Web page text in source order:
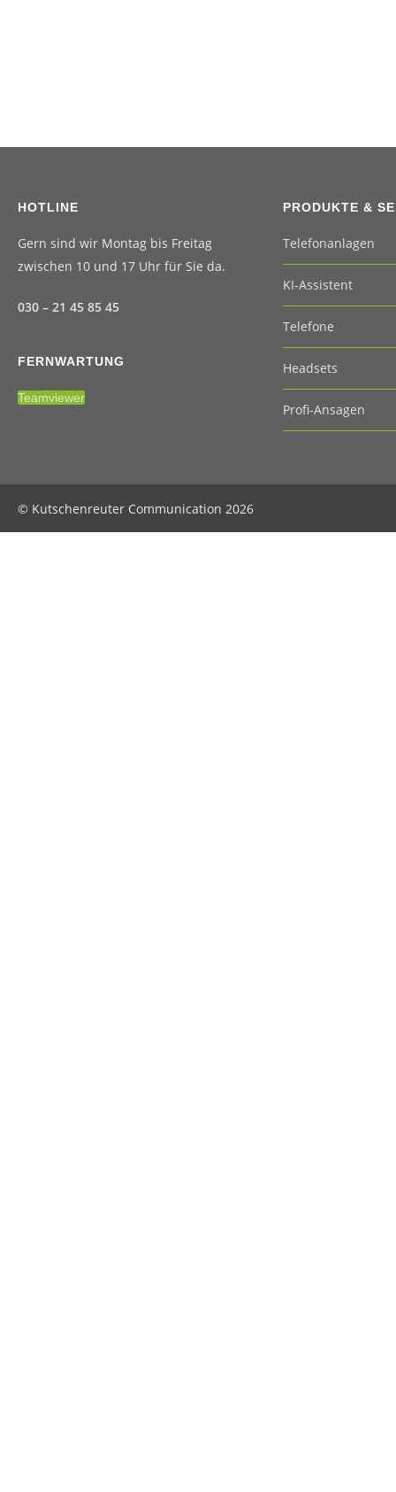
HOTLINE
Gern sind wir Montag bis Freitag
zwischen 10 und 17 Uhr für Sie da.
030 – 21 45 85 45
FERNWARTUNG
Teamviewer
PRODUKTE &
Telefonanlagen
KI-Assistent
Telefone
Headsets
Profi-Ansagen
© Kutschenreuter Communication 2026